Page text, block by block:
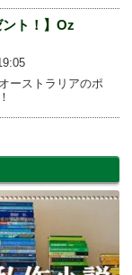
ント！】Oz
ーストラリアのポ